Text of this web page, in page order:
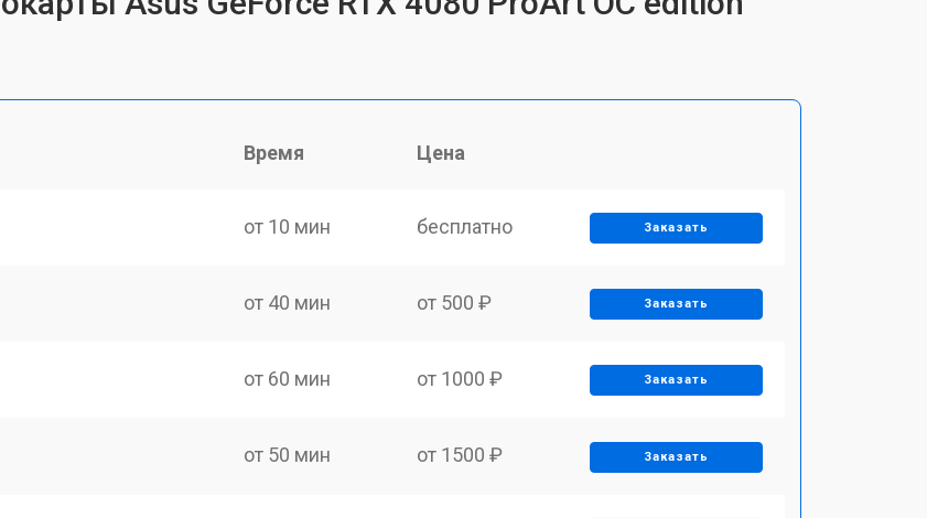
Время Цена
от 10 мин бесплатно Заказать
от 40 мин от 500 ₽ Заказать
от 60 мин от 1000 ₽ Заказать
от 50 мин от 1500 ₽ Заказать